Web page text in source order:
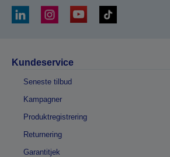
Kundeservice
Seneste tilbud
Kampagner
Produktregistrering
Returnering
Garantitjek